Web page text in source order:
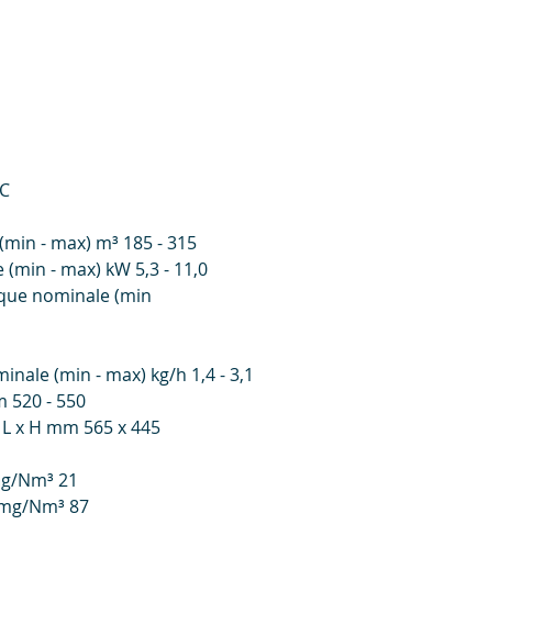
- max) m³ 185 - 315
- max) kW 5,3 - 11,0
nominale (min
(min - max) kg/h 1,4 - 3,1
520 - 550
x H mm 565 x 445
Nm³ 21
Nm³ 87